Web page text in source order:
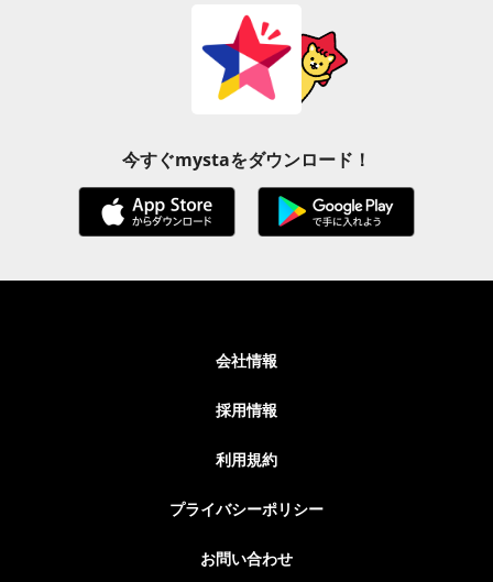
今すぐmystaをダウンロード！
会社情報
採用情報
利用規約
プライバシーポリシー
お問い合わせ